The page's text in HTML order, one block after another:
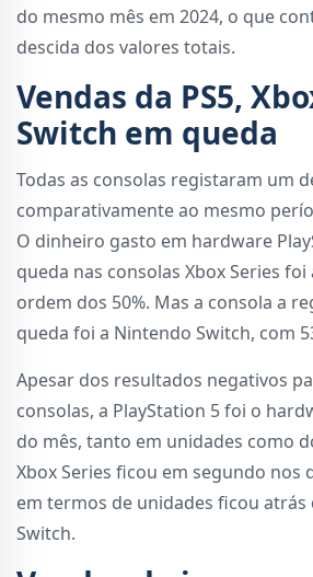
do mesmo mês em 2024, o que
descida dos valores totais.
Vendas da PS5,
Switch em queda
Todas as consolas registaram um
comparativamente ao mesmo
O dinheiro gasto em hardware
queda nas consolas Xbox Series foi
ordem dos 50%. Mas a consola a
queda foi a Nintendo Switch, com
Apesar dos resultados negativos
consolas, a PlayStation 5 foi o
do mês, tanto em unidades como
Xbox Series ficou em segundo nos
em termos de unidades ficou atrás
Switch.